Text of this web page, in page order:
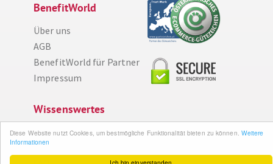
Diese Website nutzt Cookies, um bestmögliche Funktionalität bieten zu können. Weitere
Informationen
BenefitWorld
Über uns
AGB
BenefitWorld für Partner
Impressum
Wissenswertes
So funktioniert´s
Gut zu wissen